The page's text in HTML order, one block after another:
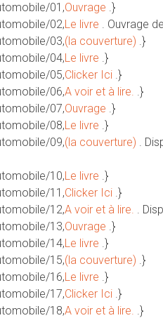
01,Ouvrage .}
02,Le livre . Ouvrage
03,(la couverture) .}
04,Le livre .}
05,Clicker Ici .}
06,A voir et à lire. .}
07,Ouvrage .}
08,Le livre .}
09,(la couverture) .
10,Le livre .}
11,Clicker Ici .}
12,A voir et à lire. .
13,Ouvrage .}
14,Le livre .}
15,(la couverture) .}
16,Le livre .}
17,Clicker Ici .}
18,A voir et à lire. .}